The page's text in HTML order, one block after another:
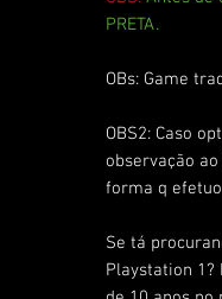
PRETA.
OBs: Game
OBS2: Caso
observação
forma q
Se tá
Playstation 1?